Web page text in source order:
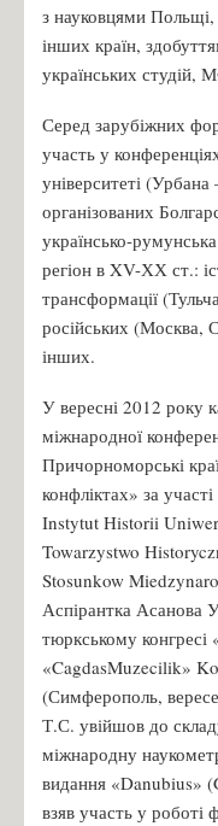
з науковцями
інших країн,
українських студій,
Серед зарубіжних
участь у
університеті
організованих
українсько-
регіон в XV-ХХ ст.:
трансформації
російських (Москва,
інших.
У вересні 2012 року
міжнародної
Причорноморські
конфліктах» за
Instytut Historii
Towarzystwo
Stosunkow
Аспірантка Асанова
тюркському
«CagdasMuzecilik»
(Симферополь,
Т.С. увійшов до
міжнародну
видання «Danubius»
взяв участь у роботі